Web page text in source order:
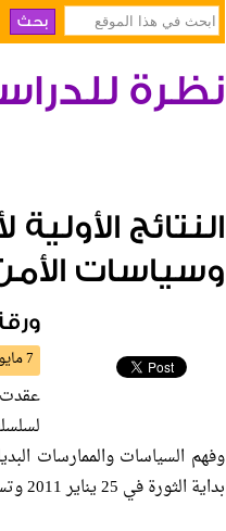
نظرة
النتائج
وسياسات
7 مايو 2013
وفهم السياسات والممارسات
بداية الثورة في 25 يناير 2011 وتسعى إلي التصدي لمختلف أشكال العنف والتقليل منه.